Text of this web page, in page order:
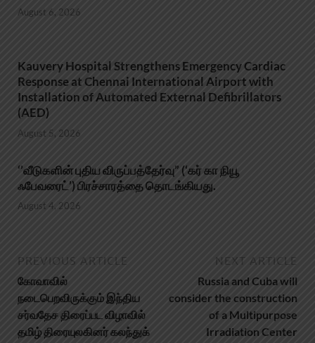
August 6, 2026
Kauvery Hospital Strengthens Emergency Cardiac
Response at Chennai International Airport with
Installation of Automated External Defibrillators
(AED)
August 5, 2026
‘’வீடுகளின் புதிய விருப்பத்தேர்வு” (‘கர் கா நியூ
ஃபேவரைட்’) பிரச்சாரத்தை தொடங்கியது.
August 4, 2026
PREVIOUS ARTICLE
கோவாவில்
நடைபெறவிருக்கும் இந்திய
சர்வதேச திரைப்பட விழாவில்
தமிழ் திரையுலகினர் கலந்துக்
NEXT ARTICLE
Russia and Cuba will
consider the construction
of a Multipurpose
Irradiation Center